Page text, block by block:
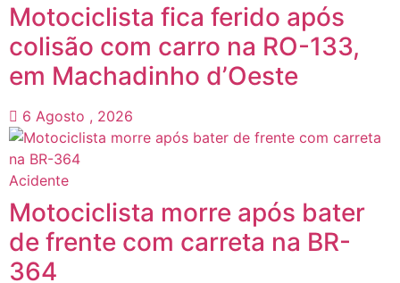
Motociclista fica ferido após
colisão com carro na RO-133,
em Machadinho d’Oeste
6 Agosto , 2026
Acidente
Motociclista morre após bater
de frente com carreta na BR-
364